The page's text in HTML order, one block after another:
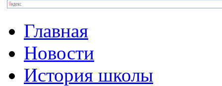
Главная
Новости
История школы